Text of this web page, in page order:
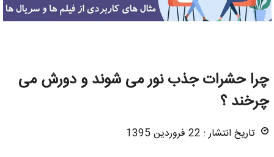
چرا حشرات جذب نور می شوند و دورش می
چرخند ؟
تاریخ انتشار : 22 فروردین 1395